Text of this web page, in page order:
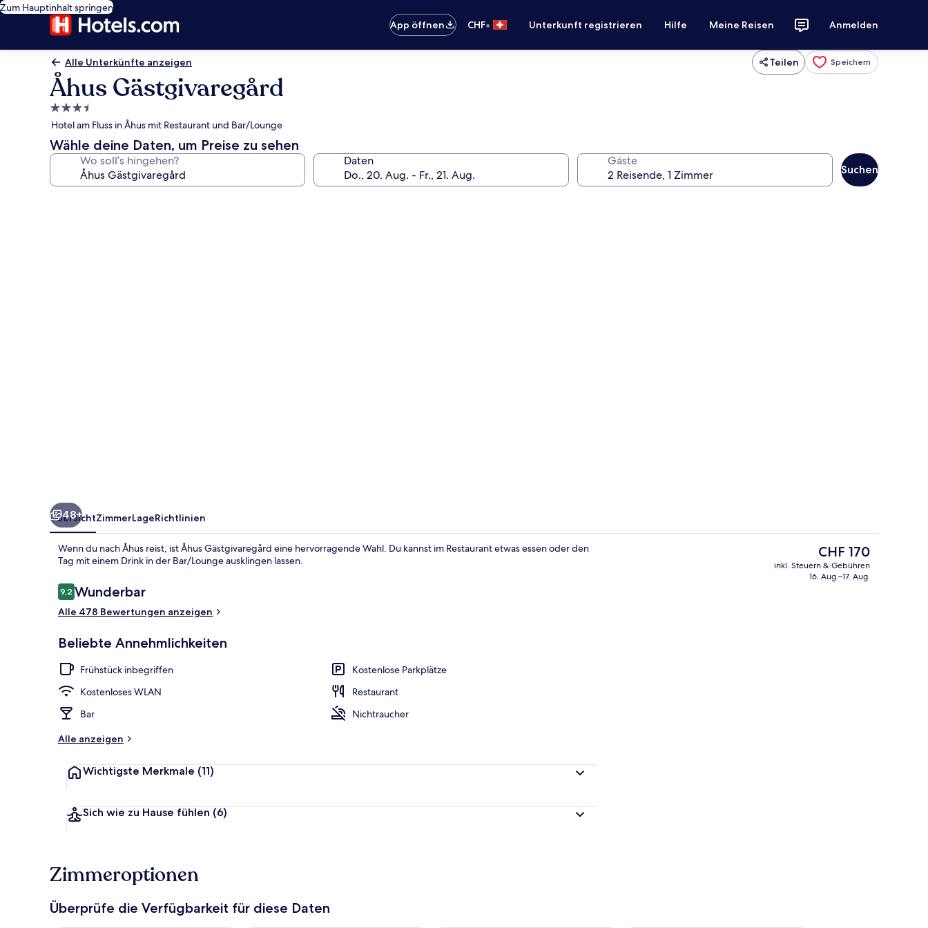
Zum Hauptinhalt springen
App öffnen
CHF• Unterkunft registrieren Hilfe Meine Reisen Anmelden
Alle Unterkünfte anzeigen Teilen Speichern
Åhus Gästgivaregård
3.5-
Sterne-
Unterkunft
Hotel am Fluss in Åhus mit Restaurant und Bar/Lounge
Wähle deine Daten, um Preise zu sehen
Wo soll’s hingehen? Daten Gäste
Suchen
Fassade der Unterkunft
48+
ÜbersichtZimmerLageRichtlinien
Wenn du nach Åhus reist, ist Åhus Gästgivaregård eine hervorragende Wahl. Du kannst im Restaurant etwas essen oder den
Tag mit einem Drink in der Bar/Lounge ausklingen lassen.
Bewertungen
9,29,2 von 10.
Wunderbar
Alle 478 Bewertungen anzeigen
Beliebte Annehmlichkeiten
Frühstück inbegriffen
Kostenlose Parkplätze
Kostenloses WLAN
Restaurant
Bar
Nichtraucher
Alle anzeigen
Wichtigste Merkmale (11)
Sich wie zu Hause fühlen (6)
Der
aktuelle
Preis
CHF 170
inkl. Steuern & Gebühren
16. Aug.–17. Aug.
Zimmeroptionen
Überprüfe die Verfügbarkeit für diese Daten